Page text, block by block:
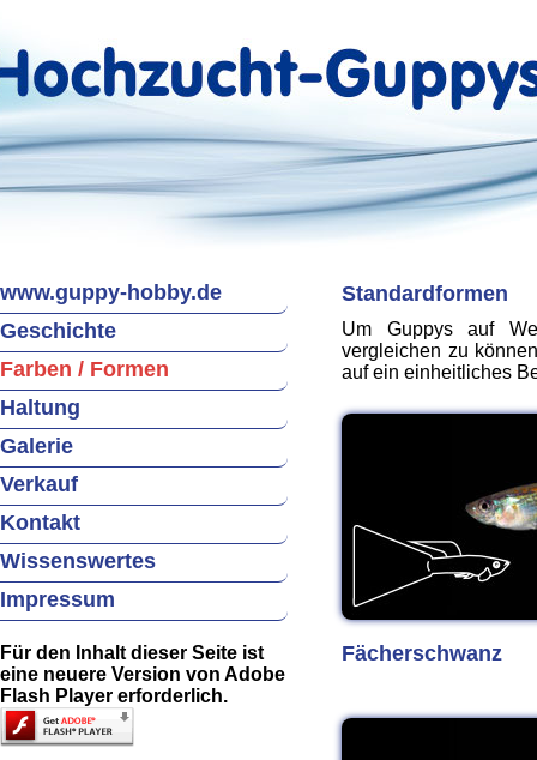
www.guppy-hobby.de
Geschichte
Farben / Formen
Haltung
Galerie
Verkauf
Kontakt
Wissenswertes
Impressum
Für den Inhalt dieser Seite ist
eine neuere Version von Adobe
Flash Player erforderlich.
Standardformen
Um Guppys auf
vergleichen zu
auf ein einheitliches
Fächerschwanz